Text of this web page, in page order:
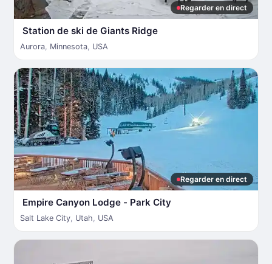
Regarder en direct
Station de ski de Giants Ridge
Aurora, Minnesota, USA
Regarder en direct
Empire Canyon Lodge - Park City
Salt Lake City, Utah, USA